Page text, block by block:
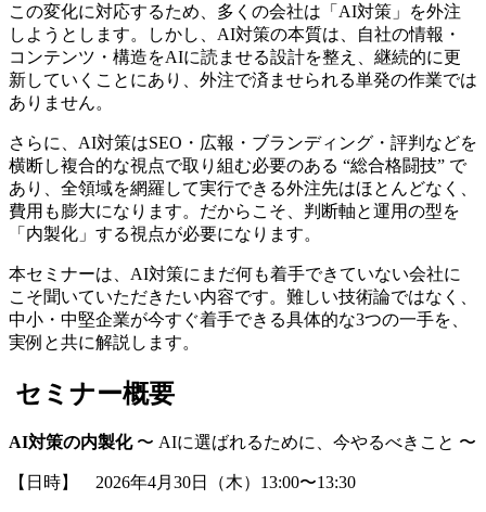
この変化に対応するため、多くの会社は「AI対策」を外注
しようとします。しかし、AI対策の本質は、自社の情報・
コンテンツ・構造をAIに読ませる設計を整え、継続的に更
新していくことにあり、外注で済ませられる単発の作業では
ありません。
さらに、AI対策はSEO・広報・ブランディング・評判などを
横断し複合的な視点で取り組む必要のある “総合格闘技” で
あり、全領域を網羅して実行できる外注先はほとんどなく、
費用も膨大になります。だからこそ、判断軸と運用の型を
「内製化」する視点が必要になります。
本セミナーは、AI対策にまだ何も着手できていない会社に
こそ聞いていただきたい内容です。難しい技術論ではなく、
中小・中堅企業が今すぐ着手できる具体的な3つの一手を、
実例と共に解説します。
セミナー概要
AI対策の内製化〜 AIに選ばれるために、今やるべきこと 〜
【日時】 2026年4月30日（木）13:00〜13:30